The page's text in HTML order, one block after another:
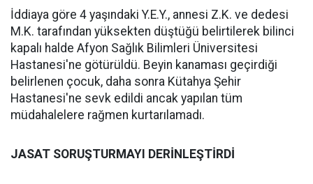
İddiaya göre 4 yaşındaki Y.E.Y., annesi Z.K. ve dedesi
M.K. tarafından yüksekten düştüğü belirtilerek bilinci
kapalı halde Afyon Sağlık Bilimleri Üniversitesi
Hastanesi'ne götürüldü. Beyin kanaması geçirdiği
belirlenen çocuk, daha sonra Kütahya Şehir
Hastanesi'ne sevk edildi ancak yapılan tüm
müdahalelere rağmen kurtarılamadı.
JASAT SORUŞTURMAYI DERİNLEŞTİRDİ